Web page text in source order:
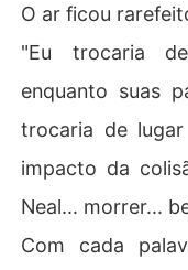
O ar ficou
"Eu trocaria
enquanto suas
trocaria de
impacto da
Neal... morrer...
Com cada